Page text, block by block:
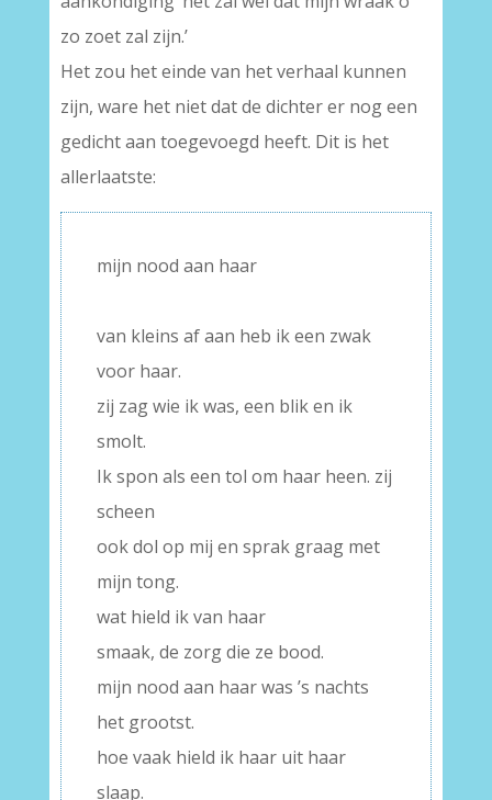
zo zoet zal zijn.’
Het zou het einde van het verhaal kunnen
zijn, ware het niet dat de dichter er nog een
gedicht aan toegevoegd heeft. Dit is het
allerlaatste:
mijn nood aan haar
van kleins af aan heb ik een zwak
voor haar.
zij zag wie ik was, een blik en ik
smolt.
Ik spon als een tol om haar heen. zij
scheen
ook dol op mij en sprak graag met
mijn tong.
wat hield ik van haar
smaak, de zorg die ze bood.
mijn nood aan haar was ’s nachts
het grootst.
hoe vaak hield ik haar uit haar
slaap.